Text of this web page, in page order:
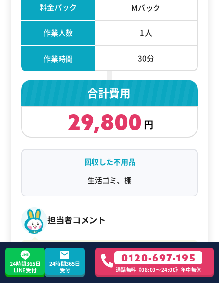
料金パック Mパック
作業人数 1人
作業時間 30分
合計費用
29,800
回収した不用品
生活ゴミ、棚
担当者コメント
ながた様、この度はご利用いただきありがと
うございました。新生活の準備をお手伝いで
きたことを光栄に思います。また何かござい
24時間365日
LINE受付
24時間365日
受付
0120-697-195
通話無料《08:00〜24:00》年中無休